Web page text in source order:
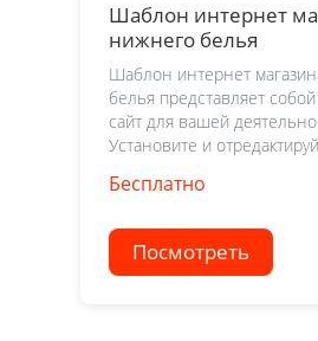
Шаблон интернет
нижнего белья
Шаблон интернет
белья представляет
сайт для вашей
Установите и
Бесплатно
Посмотреть